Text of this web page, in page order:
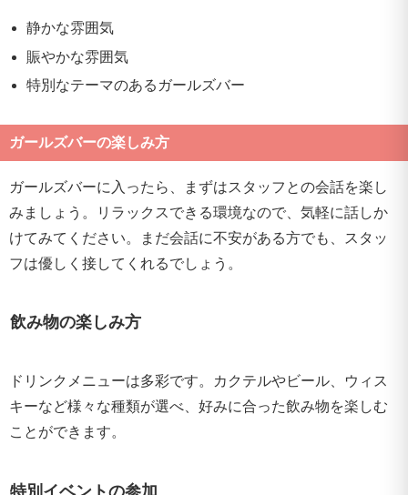
静かな雰囲気
賑やかな雰囲気
特別なテーマのあるガールズバー
ガールズバーの楽しみ方
ガールズバーに入ったら、まずはスタッフとの会話を楽し
みましょう。リラックスできる環境なので、気軽に話しか
けてみてください。まだ会話に不安がある方でも、スタッ
フは優しく接してくれるでしょう。
飲み物の楽しみ方
ドリンクメニューは多彩です。カクテルやビール、ウィス
キーなど様々な種類が選べ、好みに合った飲み物を楽しむ
ことができます。
特別イベントの参加